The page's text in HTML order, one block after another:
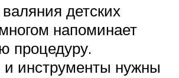
детских
напоминает
процедуру.
инструменты нужны